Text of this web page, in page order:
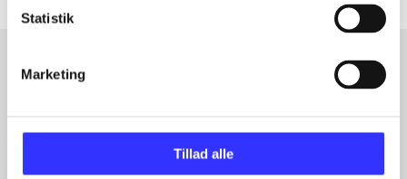
Statistik
Marketing
Tillad alle